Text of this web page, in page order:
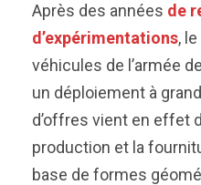
Après des années de
d’expérimentations,
véhicules de l’armée
un déploiement à
d’offres vient en effet
production et la
base de formes